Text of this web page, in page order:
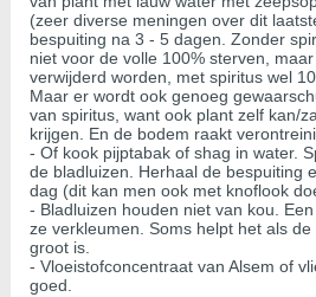
(zeer diverse meningen over dit
bespuiting na 3 - 5 dagen. Zonder
niet voor de volle 100% sterven,
verwijderd worden, met spiritus wel
Maar er wordt ook genoeg
van spiritus, want ook plant zelf kan/
krijgen. En de bodem raakt
- Of kook pijptabak of shag in water.
de bladluizen. Herhaal de bespuiting
dag (dit kan men ook met knoflook
- Bladluizen houden niet van kou.
ze verkleumen. Soms helpt het als
groot is.
- Vloeistofconcentraat van Alsem of
goed.